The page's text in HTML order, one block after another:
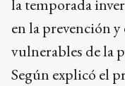
la temporada
en la prevención
vulnerables de la
Según explicó el